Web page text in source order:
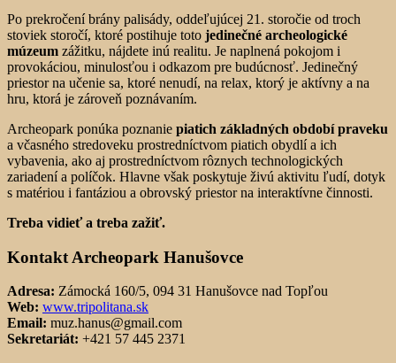
Po prekročení brány palisády, oddeľujúcej 21. storočie od troch
stoviek storočí, ktoré postihuje toto jedinečné archeologické
múzeum zážitku, nájdete inú realitu. Je naplnená pokojom i
provokáciou, minulosťou i odkazom pre budúcnosť. Jedinečný
priestor na učenie sa, ktoré nenudí, na relax, ktorý je aktívny a na
hru, ktorá je zároveň poznávaním.
Archeopark ponúka poznanie piatich základných období praveku
a včasného stredoveku prostredníctvom piatich obydlí a ich
vybavenia, ako aj prostredníctvom rôznych technologických
zariadení a políčok. Hlavne však poskytuje živú aktivitu ľudí, dotyk
s matériou i fantáziou a obrovský priestor na interaktívne činnosti.
Treba vidieť a treba zažiť.
Kontakt Archeopark Hanušovce
Adresa: Zámocká 160/5, 094 31 Hanušovce nad Topľou
Web: www.tripolitana.sk
Email: muz.hanus@gmail.com
Sekretariát: +421 57 445 2371